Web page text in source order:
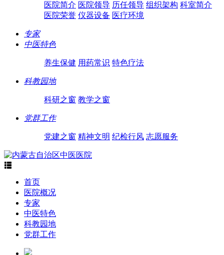
医院简介 医院领导 历任领导 组织架构 科室简介
医院荣誉 仪器设备 医疗环境
专家
中医特色
养生保健 用药常识 特色疗法
科教园地
科研之窗 教学之窗
党群工作
党建之窗 精神文明 纪检行风 志愿服务

首页
医院概况
专家
中医特色
科教园地
党群工作